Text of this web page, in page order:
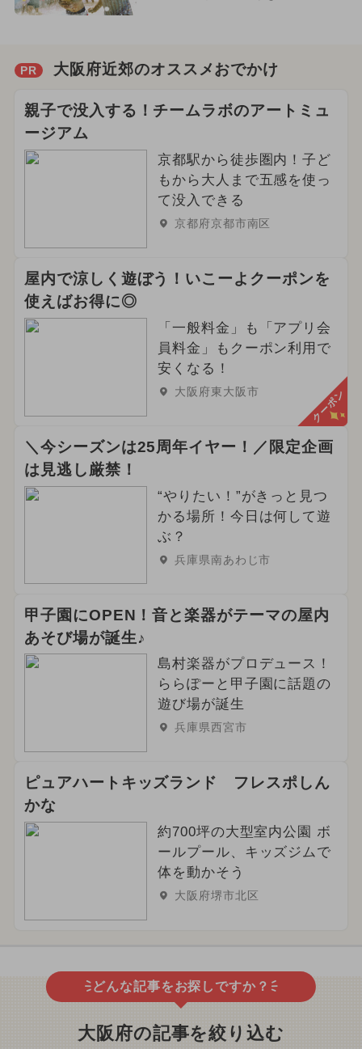
PR 大阪府近郊のオススメおでかけ
親子で没入する！チームラボのアートミュ
ージアム
京都駅から徒歩圏内！子ど
もから大人まで五感を使っ
て没入できる
京都府京都市南区
屋内で涼しく遊ぼう！いこーよクーポンを
使えばお得に◎
「一般料金」も「アプリ会
員料金」もクーポン利用で
安くなる！
大阪府東大阪市 クーポン
＼今シーズンは25周年イヤー！／限定企画
は見逃し厳禁！
“やりたい！”がきっと見つ
かる場所！今日は何して遊
ぶ？
兵庫県南あわじ市
甲子園にOPEN！音と楽器がテーマの屋内
あそび場が誕生♪
島村楽器がプロデュース！
ららぽーと甲子園に話題の
遊び場が誕生
兵庫県西宮市
ピュアハートキッズランド フレスポしん
かな
約700坪の大型室内公園 ボ
ールプール、キッズジムで
体を動かそう
大阪府堺市北区
どんな記事をお探しですか？
大阪府の記事を絞り込む